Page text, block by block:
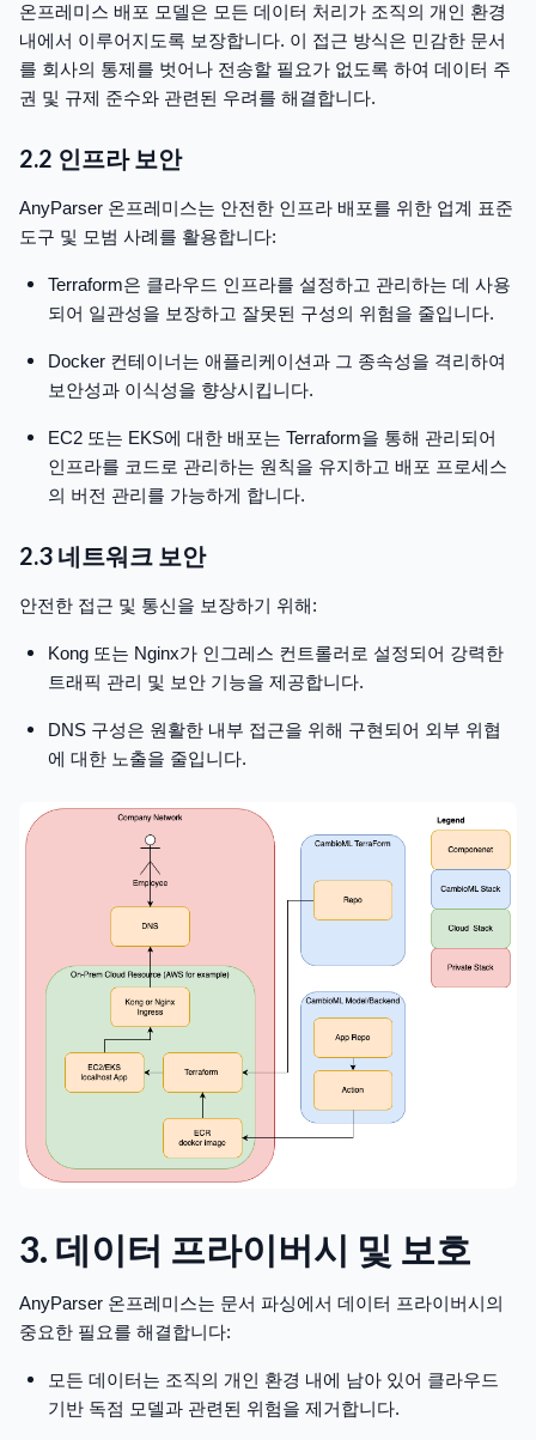
온프레미스 배포 모델은 모든 데이터 처리가 조직의 개인 환경
내에서 이루어지도록 보장합니다. 이 접근 방식은 민감한 문서
를 회사의 통제를 벗어나 전송할 필요가 없도록 하여 데이터 주
권 및 규제 준수와 관련된 우려를 해결합니다.
2.2 인프라 보안
AnyParser 온프레미스는 안전한 인프라 배포를 위한 업계 표준
도구 및 모범 사례를 활용합니다:
Terraform은 클라우드 인프라를 설정하고 관리하는 데 사용
되어 일관성을 보장하고 잘못된 구성의 위험을 줄입니다.
Docker 컨테이너는 애플리케이션과 그 종속성을 격리하여
보안성과 이식성을 향상시킵니다.
EC2 또는 EKS에 대한 배포는 Terraform을 통해 관리되어
인프라를 코드로 관리하는 원칙을 유지하고 배포 프로세스
의 버전 관리를 가능하게 합니다.
2.3 네트워크 보안
안전한 접근 및 통신을 보장하기 위해:
Kong 또는 Nginx가 인그레스 컨트롤러로 설정되어 강력한
트래픽 관리 및 보안 기능을 제공합니다.
DNS 구성은 원활한 내부 접근을 위해 구현되어 외부 위협
에 대한 노출을 줄입니다.
3. 데이터 프라이버시 및 보호
AnyParser 온프레미스는 문서 파싱에서 데이터 프라이버시의
중요한 필요를 해결합니다:
모든 데이터는 조직의 개인 환경 내에 남아 있어 클라우드
기반 독점 모델과 관련된 위험을 제거합니다.